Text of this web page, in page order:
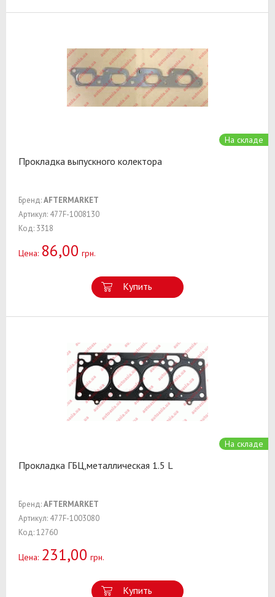
На складе
Прокладка выпускного колектора
Бренд:AFTERMARKET
Артикул: 477F-1008130
Код: 3318
Цена: 86,00 грн.
Купить
На складе
Прокладка ГБЦ,металлическая 1.5 L
Бренд:AFTERMARKET
Артикул: 477F-1003080
Код: 12760
Цена: 231,00 грн.
Купить